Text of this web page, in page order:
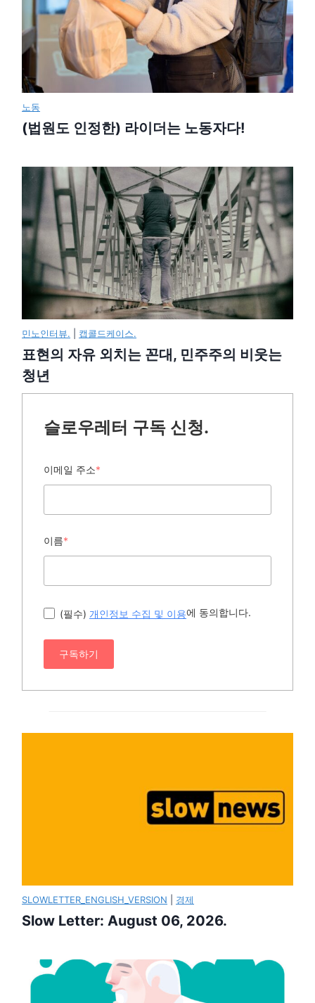
노동
(법원도 인정한) 라이더는 노동자다!
민노인터뷰. 캡콜드케이스.
표현의 자유 외치는 꼰대, 민주주의 비웃는
청년
슬로우레터 구독 신청.
이메일 주소*
이름*
(필수) 개인정보 수집 및 이용에 동의합니다.
구독하기
SLOWLETTER_ENGLISH_VERSION 경제
Slow Letter: August 06, 2026.